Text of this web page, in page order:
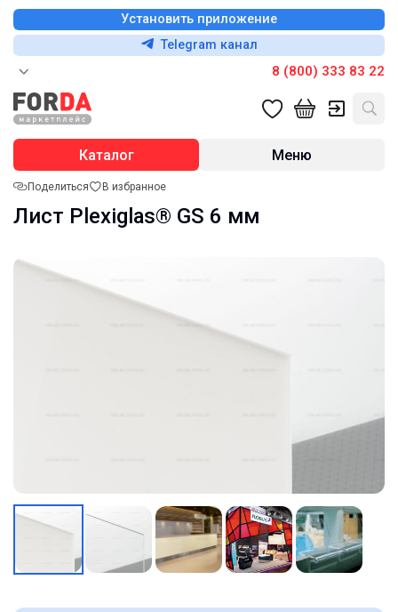
Установить приложение
Telegram канал
8 (800) 333 83 22
Каталог Меню
Поделиться В избранное
Лист Plexiglas® GS 6 мм